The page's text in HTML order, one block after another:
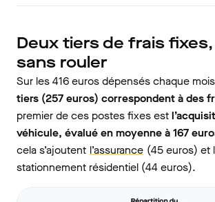
Deux tiers de frais
sans rouler
Sur les 416 euros dépensés chaque
tiers (257 euros) correspondent à des
premier de ces postes fixes est
véhicule, évalué en moyenne à 167
cela s’ajoutent l’assurance (45 euros) et
stationnement résidentiel (44 euros).